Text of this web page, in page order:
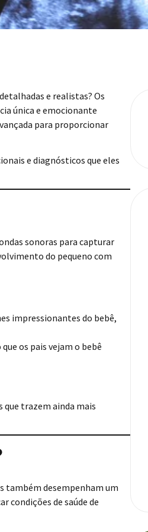
e realistas? Os
única e emocionante
para proporcionar
e diagnósticos que eles
sonoras para capturar
do pequeno com
impressionantes do bebê,
os pais vejam o bebê
que trazem ainda mais
também desempenham um
condições de saúde de